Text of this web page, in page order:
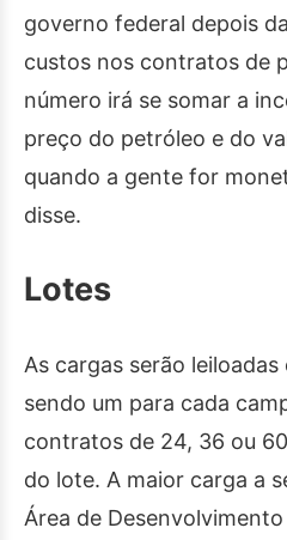
governo federal depois
custos nos contratos de
número irá se somar a
preço do petróleo e do
quando a gente for
disse.
Lotes
As cargas serão
sendo um para cada
contratos de 24, 36 ou
do lote. A maior carga a
Área de